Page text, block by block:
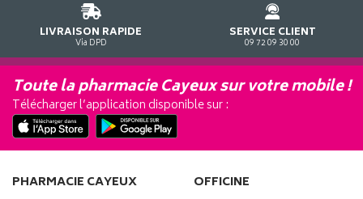
LIVRAISON RAPIDE
Via DPD
SERVICE CLIENT
09 72 09 30 00
Toute la pharmacie Cayeux sur votre mobile !
Télécharger l’application disponible sur :
PHARMACIE CAYEUX OFFICINE